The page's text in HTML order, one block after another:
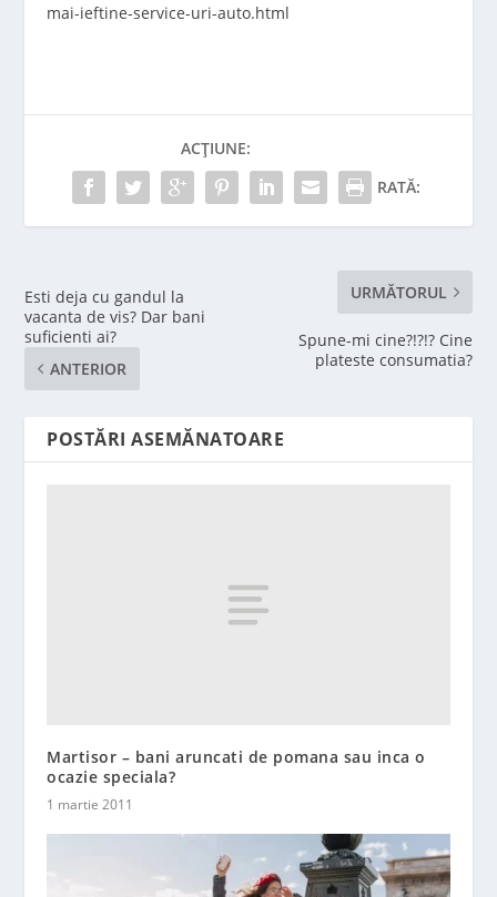
mai-ieftine-service-uri-auto.html
ACȚIUNE:
RATĂ:
Esti deja cu gandul la
vacanta de vis? Dar bani
suficienti ai?
ANTERIOR
URMĂTORUL
Spune-mi cine?!?!? Cine
plateste consumatia?
POSTĂRI ASEMĂNATOARE
Martisor – bani aruncati de pomana sau inca o
ocazie speciala?
1 martie 2011